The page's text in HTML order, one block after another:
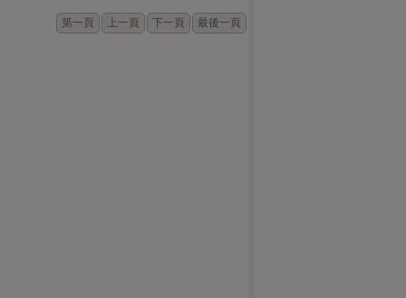
第一頁 上一頁 下一頁 最後一頁